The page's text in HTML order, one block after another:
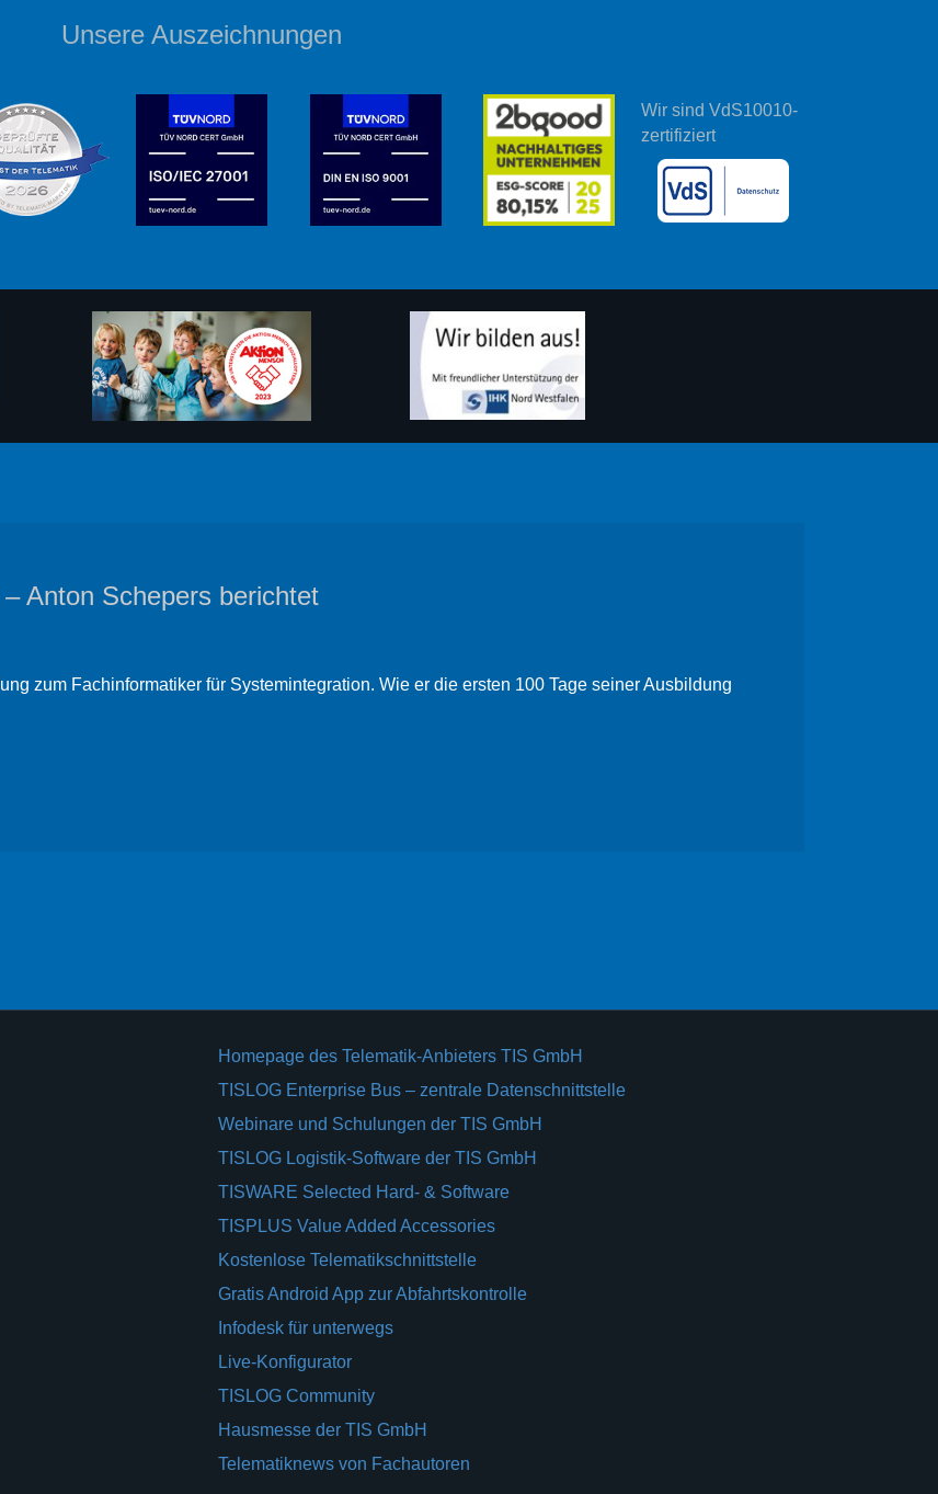
Unsere Auszeichnungen
Wir sind VdS10010-
zertifiziert
Anton Schepers berichtet
zum Fachinformatiker für Systemintegration. Wie er die ersten 100 Tage seiner Ausbildung
Homepage des Telematik-Anbieters TIS GmbH
TISLOG Enterprise Bus – zentrale Datenschnittstelle
Webinare und Schulungen der TIS GmbH
TISLOG Logistik-Software der TIS GmbH
TISWARE Selected Hard- & Software
TISPLUS Value Added Accessories
Kostenlose Telematikschnittstelle
Gratis Android App zur Abfahrtskontrolle
Infodesk für unterwegs
Live-Konfigurator
TISLOG Community
Hausmesse der TIS GmbH
Telematiknews von Fachautoren